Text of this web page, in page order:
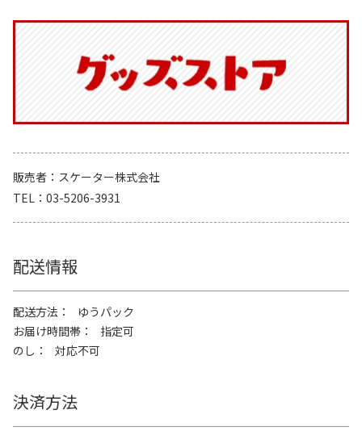
販売者
スケーター株式会社
TEL
03-5206-3931
配送情報
配送方法
ゆうパック
お届け時間帯
指定可
のし
対応不可
決済方法